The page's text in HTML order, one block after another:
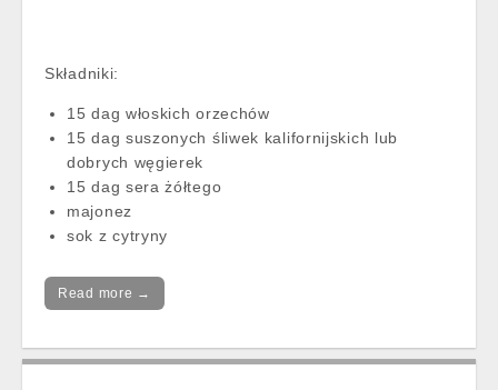
Składniki:
15 dag włoskich orzechów
15 dag suszonych śliwek kalifornijskich lub
dobrych węgierek
15 dag sera żółtego
majonez
sok z cytryny
Read more →